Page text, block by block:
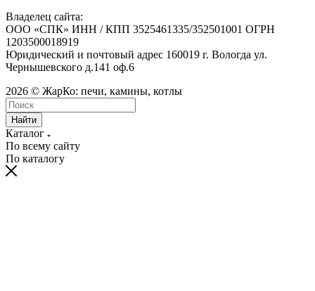
Владелец сайта:
ООО «СПК» ИНН / КПП 3525461335/352501001 ОГРН
1203500018919
Юридический и почтовый адрес 160019 г. Вологда ул.
Чернышевского д.141 оф.6
2026 © ЖарКо: печи, камины, котлы
Найти
Каталог
По всему сайту
По каталогу